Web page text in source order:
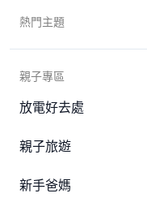
熱門主題
親子專區
放電好去處
親子旅遊
新手爸媽